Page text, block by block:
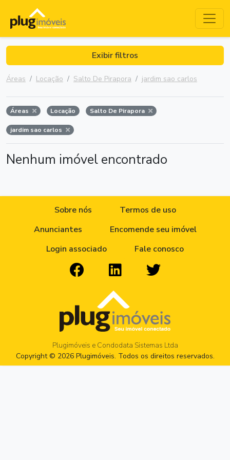
Exibir filtros
Áreas Locação Salto De Pirapora jardim sao carlos
Áreas Locação Salto De Pirapora
jardim sao carlos
Nenhum imóvel encontrado
Sobre nós
Termos de uso
Anunciantes
Encomende seu imóvel
Login associado
Fale conosco
Plugimóveis e Condodata Sistemas Ltda
Copyright © 2026 Plugimóveis. Todos os direitos reservados.